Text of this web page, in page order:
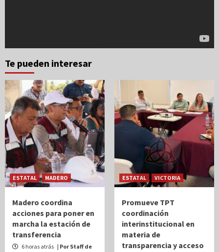
Te pueden interesar
ESTATAL MADERO
Madero coordina
acciones para poner en
marcha la estación de
transferencia
6 horas atrás | Por Staff de
ESTATAL VICTORIA
Promueve TPT
coordinación
interinstitucional en
materia de
transparencia y acceso